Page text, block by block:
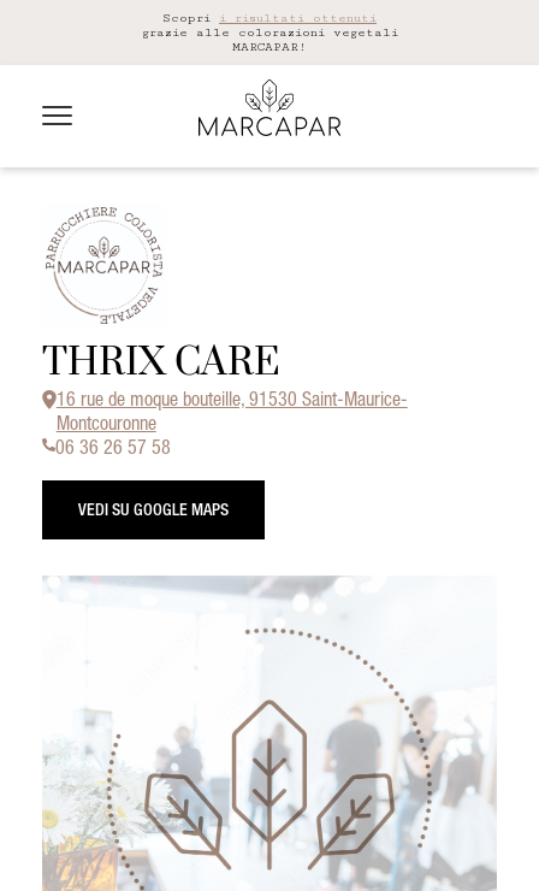
Scopri i risultati ottenuti
grazie alle colorazioni vegetali
MARCAPAR!
THRIX CARE
16 rue de moque bouteille, 91530 Saint-Maurice-
Montcouronne
06 36 26 57 58
VEDI SU GOOGLE MAPS